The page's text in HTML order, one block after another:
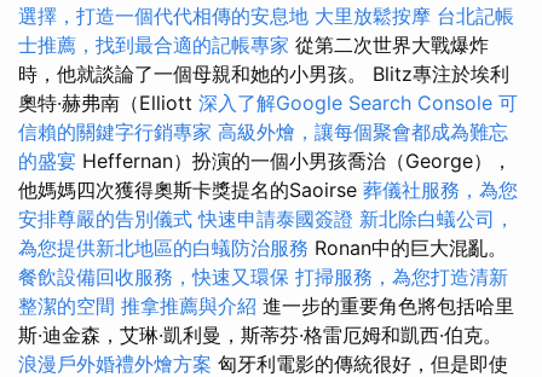
選擇，打造一個代代相傳的安息地 大里放鬆按摩 台北記帳
士推薦，找到最合適的記帳專家 從第二次世界大戰爆炸
時，他就談論了一個母親和她的小男孩。 Blitz專注於埃利
奧特·赫弗南（Elliott 深入了解Google Search Console 可
信賴的關鍵字行銷專家 高級外燴，讓每個聚會都成為難忘
的盛宴 Heffernan）扮演的一個小男孩喬治（George），
他媽媽四次獲得奧斯卡獎提名的Saoirse 葬儀社服務，為您
安排尊嚴的告別儀式 快速申請泰國簽證 新北除白蟻公司，
為您提供新北地區的白蟻防治服務 Ronan中的巨大混亂。
餐飲設備回收服務，快速又環保 打掃服務，為您打造清新
整潔的空間 推拿推薦與介紹 進一步的重要角色將包括哈里
斯·迪金森，艾琳·凱利曼，斯蒂芬·格雷厄姆和凱西·伯克。
浪漫戶外婚禮外燴方案 匈牙利電影的傳統很好，但是即使